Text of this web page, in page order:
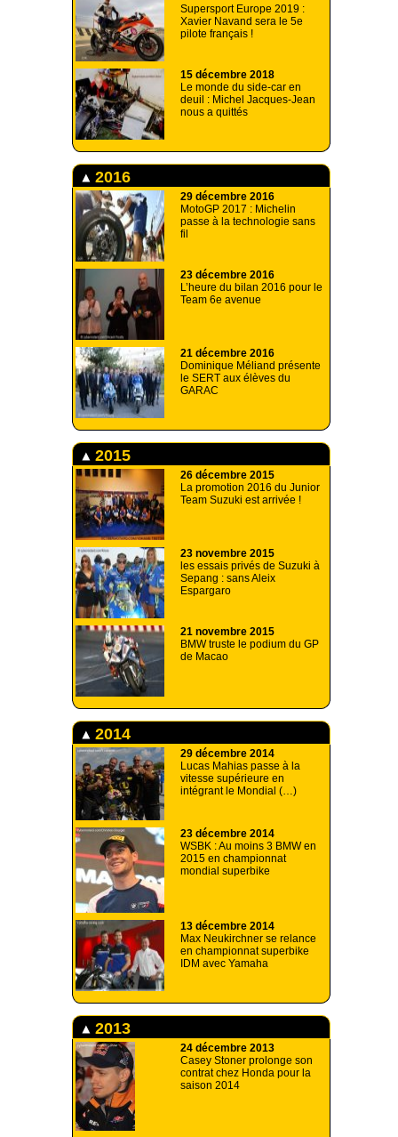
Supersport Europe 2019 :
Xavier Navand sera le 5e
pilote français !
15 décembre 2018
Le monde du side-car en
deuil : Michel Jacques-Jean
nous a quittés
2016
29 décembre 2016
MotoGP 2017 : Michelin
passe à la technologie sans
fil
23 décembre 2016
L’heure du bilan 2016 pour le
Team 6e avenue
21 décembre 2016
Dominique Méliand présente
le SERT aux élèves du
GARAC
2015
26 décembre 2015
La promotion 2016 du Junior
Team Suzuki est arrivée !
23 novembre 2015
les essais privés de Suzuki à
Sepang : sans Aleix
Espargaro
21 novembre 2015
BMW truste le podium du GP
de Macao
2014
29 décembre 2014
Lucas Mahias passe à la
vitesse supérieure en
intégrant le Mondial (…)
23 décembre 2014
WSBK : Au moins 3 BMW en
2015 en championnat
mondial superbike
13 décembre 2014
Max Neukirchner se relance
en championnat superbike
IDM avec Yamaha
2013
24 décembre 2013
Casey Stoner prolonge son
contrat chez Honda pour la
saison 2014